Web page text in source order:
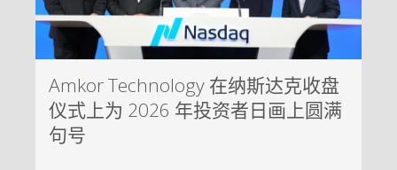
Amkor Technology 在纳斯达克收盘
仪式上为 2026 年投资者日画上圆满
句号